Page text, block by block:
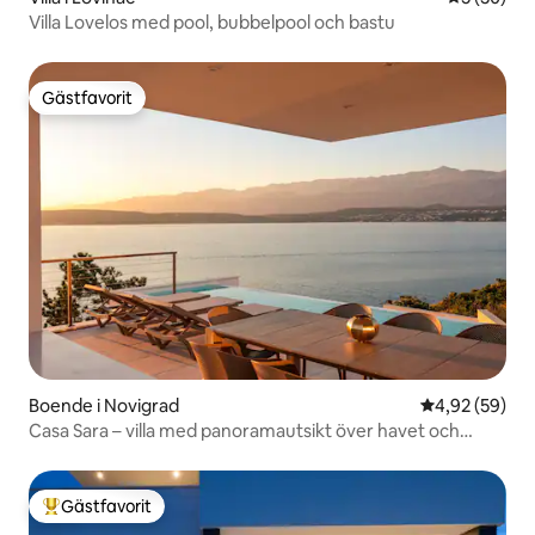
Villa Lovelos med pool, bubbelpool och bastu
Gästfavorit
Gästfavorit
Boende i Novigrad 4,92 av 5 i
4,92 (59)
Casa Sara – villa med panoramautsikt över havet och
Populär gästfavorit
Gästfavorit